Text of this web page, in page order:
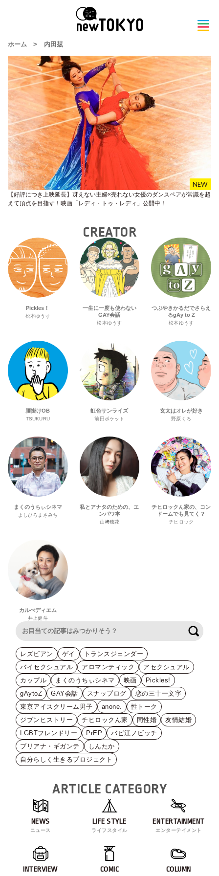
ホーム > 内田茲
【好評につき上映延長】冴えない主婦×売れない女優のダンスペアが常識を超
えて頂点を目指す！映画「レディ・トゥ・レディ」公開中！
CREATOR
Pickles！
松本ゆうす
一生に一度も使わない
GAY会話
松本ゆうす
つぶやきかるだでさらえ
るgAy to Z
松本ゆうす
腰掛けOB
TSUKURU
虹色サンライズ
前田ポケット
玄太はオレが好き
野原くろ
まくのうちぃシネマ
よしひろまさみち
私とアナタのための、エ
ンパワ本
山﨑穂花
チヒロックん家の、コン
ドームでも見てく？
チヒロック
カルぺディエム
井上健斗
レズビアン ゲイ
トランスジェンダー
バイセクシュアル
アロマンティック
アセクシュアル
カップル
まくのうちぃシネマ 映画
Pickles!
gAytoZ
GAY会話 スナップログ
恋の三十一文字
東京アイスクリーム男子
anone.
性トーク
ジブンヒストリー
チヒロックん家 同性婚
友情結婚
LGBTフレンドリー
PrEP
バビ江ノビッチ
ブリアナ・ギガンテ
しんたか
自分らしく生きるプロジェクト
ARTICLE CATEGORY
NEWS
ニュース
LIFE STYLE
ライフスタイル
ENTERTAINMENT
エンターテイメント
INTERVIEW COMIC COLUMN